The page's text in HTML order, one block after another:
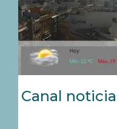
Canal